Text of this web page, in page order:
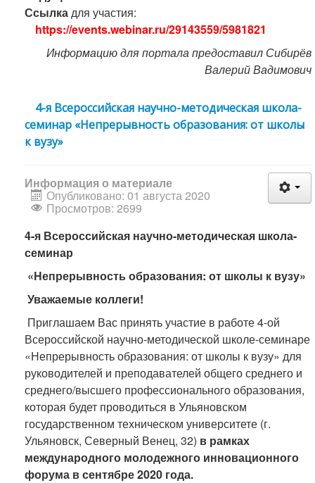
Ссылка для участия:
https://events.webinar.ru/29143559/5981821
Информацию для портала предоставил Сибирёв
Валерий Вадимович
4-я Всероссийская научно-методическая школа-
семинар «Непрерывность образования: от школы
к вузу»
Информация о материале
Опубликовано: 01 августа 2020
Просмотров: 2699
4-я Всероссийская научно-методическая школа-
семинар
«Непрерывность образования: от школы к вузу»
Уважаемые коллеги!
Приглашаем Вас принять участие в работе 4-ой
Всероссийской научно-методической школе-семинаре
«Непрерывность образования: от школы к вузу» для
руководителей и преподавателей общего среднего и
среднего/высшего профессионального образования,
которая будет проводиться в Ульяновском
государственном техническом университете (г.
Ульяновск, Северный Венец, 32) в рамках
международного молодежного инновационного
форума в сентябре 2020 года.